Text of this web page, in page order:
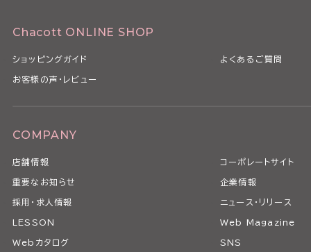
Chacott ONLINE SHOP
ショッピングガイド よくあるご質問
お客様の声・レビュー
COMPANY
店舗情報 コーポレートサイト
重要なお知らせ 企業情報
採用・求人情報 ニュース・リリース
LESSON Web Magazine
Webカタログ SNS